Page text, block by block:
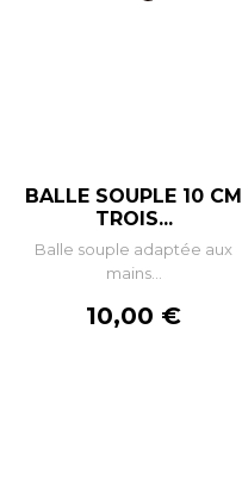
BALLE SOUPLE 10 CM
TROIS...
Balle souple adaptée aux
mains...
Prix
10,00 €